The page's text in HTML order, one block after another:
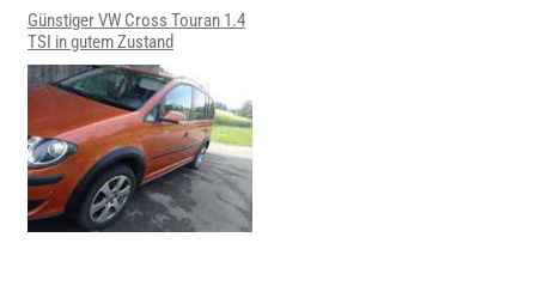
Günstiger VW Cross Touran 1.4
TSI in gutem Zustand